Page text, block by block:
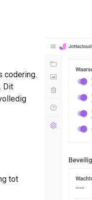
codering.
Dit
tot